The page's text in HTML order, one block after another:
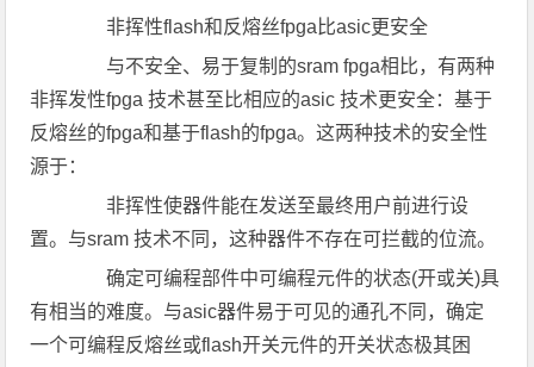
非挥性flash和反熔丝fpga比asic更安全
与不安全、易于复制的sram fpga相比，有两种
非挥发性fpga 技术甚至比相应的asic 技术更安全：基于
反熔丝的fpga和基于flash的fpga。这两种技术的安全性
源于：
非挥性使器件能在发送至最终用户前进行设
置。与sram 技术不同，这种器件不存在可拦截的位流。
确定可编程部件中可编程元件的状态(开或关)具
有相当的难度。与asic器件易于可见的通孔不同，确定
一个可编程反熔丝或flash开关元件的开关状态极其困